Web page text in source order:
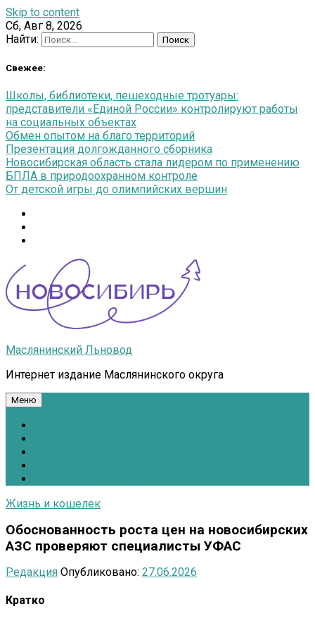
Skip to content
Сб, Авг 8, 2026
Найти:
Свежее:
Школы, библиотеки, пешеходные тротуары:
представители «Единой России» контролируют работы
на социальных объектах
Обмен опытом на благо территорий
Презентация долгожданного сборника
Новосибирская область стала лидером по применению
БПЛА в природоохранном контроле
От детской игры до олимпийских вершин
Маслянинский Льновод
Интернет издание Маслянинского округа
Меню
Жизнь и кошелек
Обоснованность роста цен на новосибирских
АЗС проверяют специалисты УФАС
Редакция Опубликовано: 27.06.2026
Кратко